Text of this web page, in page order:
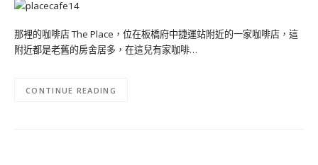
那裡的咖啡店 The Place，位在板橋府中捷運站附近的一家咖啡店，這
附近都是老舊的房舍居多，在這兒有家咖啡…
CONTINUE READING